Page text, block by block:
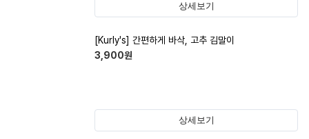
상세보기
[Kurly's] 간편하게 바삭, 고추 김말이
3,900원
상세보기